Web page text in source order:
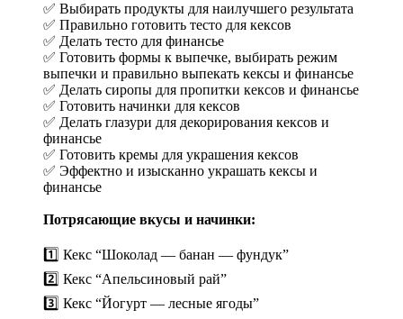
✅ Выбирать продукты для наилучшего результата
✅ Правильно готовить тесто для кексов
✅ Делать тесто для финансье
✅ Готовить формы к выпечке, выбирать режим
выпечки и правильно выпекать кексы и финансье
✅ Делать сиропы для пропитки кексов и финансье
✅ Готовить начинки для кексов
✅ Делать глазури для декорирования кексов и
финансье
✅ Готовить кремы для украшения кексов
✅ Эффектно и изысканно украшать кексы и
финансье
Потрясающие вкусы и начинки:
1️⃣ Кекс “Шоколад — банан — фундук”
2️⃣ Кекс “Апельсиновый рай”
3️⃣ Кекс “Йогурт — лесные ягоды”